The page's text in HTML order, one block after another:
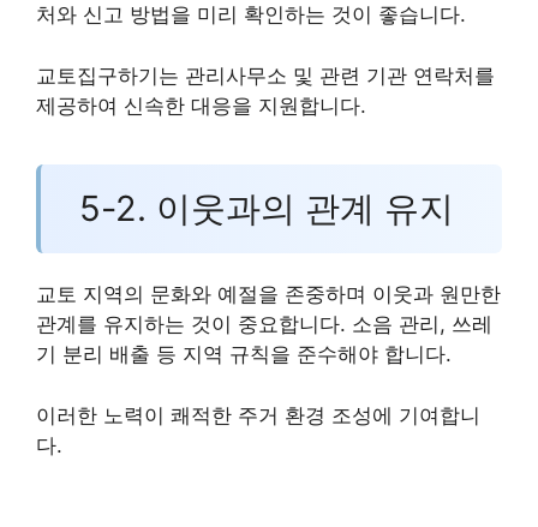
처와 신고 방법을 미리 확인하는 것이 좋습니다.
교토집구하기는 관리사무소 및 관련 기관 연락처를
제공하여 신속한 대응을 지원합니다.
5-2. 이웃과의 관계 유지
교토 지역의 문화와 예절을 존중하며 이웃과 원만한
관계를 유지하는 것이 중요합니다. 소음 관리, 쓰레
기 분리 배출 등 지역 규칙을 준수해야 합니다.
이러한 노력이 쾌적한 주거 환경 조성에 기여합니
다.